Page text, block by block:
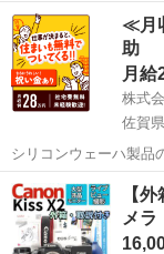
愛知 あま市 甚
≪月
助
月給
株式
佐賀
シリコンウェーハ製品
やカップルとの応募
実♪業務はクリーンル
300円～の格安食堂あ
佐賀 伊万里市
【
メ